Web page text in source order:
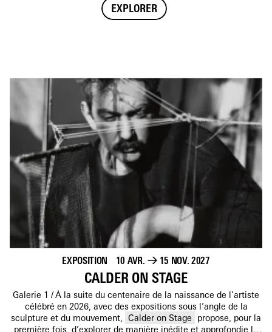
pour découvrir sa pensée, ses influences et son engagement.
EXPLORER
EXPOSITION 10 AVR. → 15 NOV. 2027
CALDER ON STAGE
Galerie 1
À la suite du centenaire de la naissance de l’artiste
célébré en 2026, avec des expositions sous l’angle de la
sculpture et du mouvement,
Calder on Stage
propose, pour la